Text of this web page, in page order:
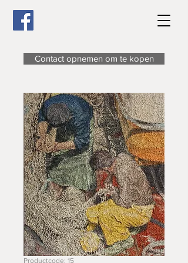
Contact opnemen om te kopen
Productcode: 15